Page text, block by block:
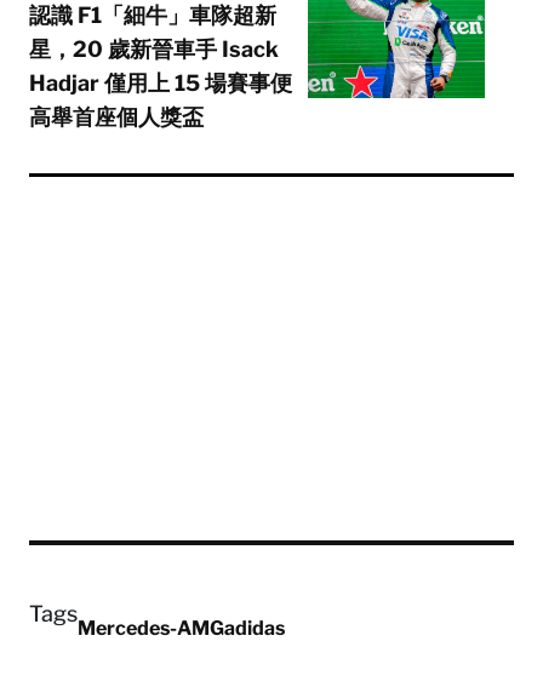
認識 F1「細牛」車隊超新
星，20 歲新晉車手 Isack
Hadjar 僅用上 15 場賽事便
高舉首座個人獎盃
Tags
Mercedes-AMGadidas